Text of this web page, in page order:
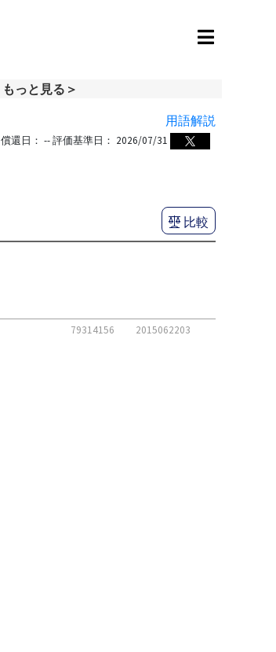
もっと見る＞
用語解説
償還日： -- 評価基準日： 2026/07/31
比較
79314156 2015062203